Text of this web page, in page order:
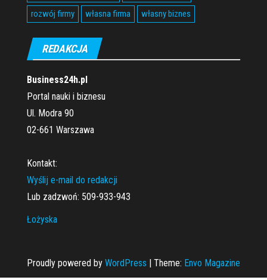
rozwój firmy
własna firma własny biznes
REDAKCJA
Business24h.pl
Portal nauki i biznesu
Ul. Modra 90
02-661 Warszawa
Kontakt:
Wyślij e-mail do redakcji
Lub zadzwoń: 509-933-943
Łożyska
Proudly powered by WordPress | Theme: Envo Magazine